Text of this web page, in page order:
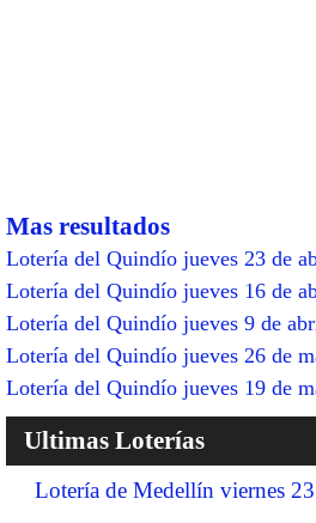
Mas resultados
Lotería del Quindío jueves 23 de
Lotería del Quindío jueves 16 de
Lotería del Quindío jueves 9 de
Lotería del Quindío jueves 26 de
Lotería del Quindío jueves 19 de
Ultimas Loterías
Lotería de Medellín viernes